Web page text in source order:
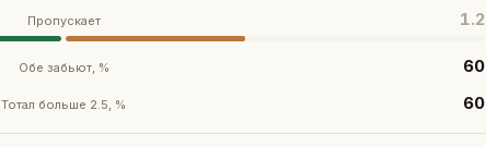
Пропускает 1.2
Обе забьют, %
60
Тотал больше 2.5, % 60